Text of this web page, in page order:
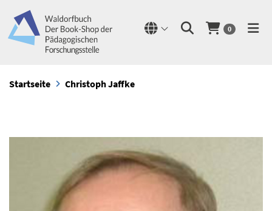
0
Startseite Christoph Jaffke